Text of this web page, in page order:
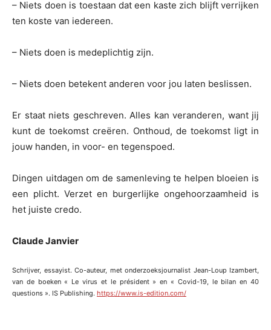
– Niets doen is toestaan dat een kaste zich blijft verrijken
ten koste van iedereen.
– Niets doen is medeplichtig zijn.
– Niets doen betekent anderen voor jou laten beslissen.
Er staat niets geschreven. Alles kan veranderen, want jij
kunt de toekomst creëren. Onthoud, de toekomst ligt in
jouw handen, in voor- en tegenspoed.
Dingen uitdagen om de samenleving te helpen bloeien is
een plicht. Verzet en burgerlijke ongehoorzaamheid is
het juiste credo.
Claude Janvier
Schrijver, essayist. Co-auteur, met onderzoeksjournalist Jean-Loup Izambert,
van de boeken « Le virus et le président » en « Covid-19, le bilan en 40
questions ». IS Publishing. https://www.is-edition.com/